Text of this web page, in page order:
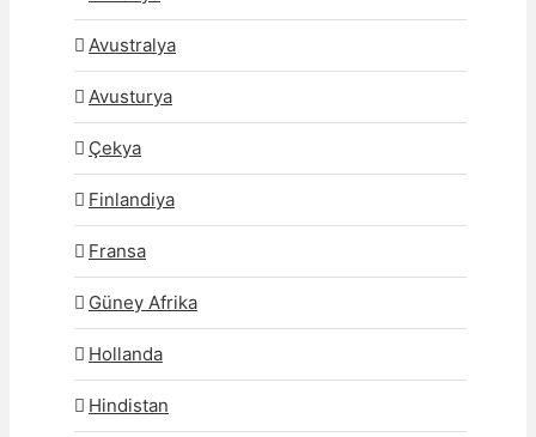
Avustralya
Avusturya
Çekya
Finlandiya
Fransa
Güney Afrika
Hollanda
Hindistan